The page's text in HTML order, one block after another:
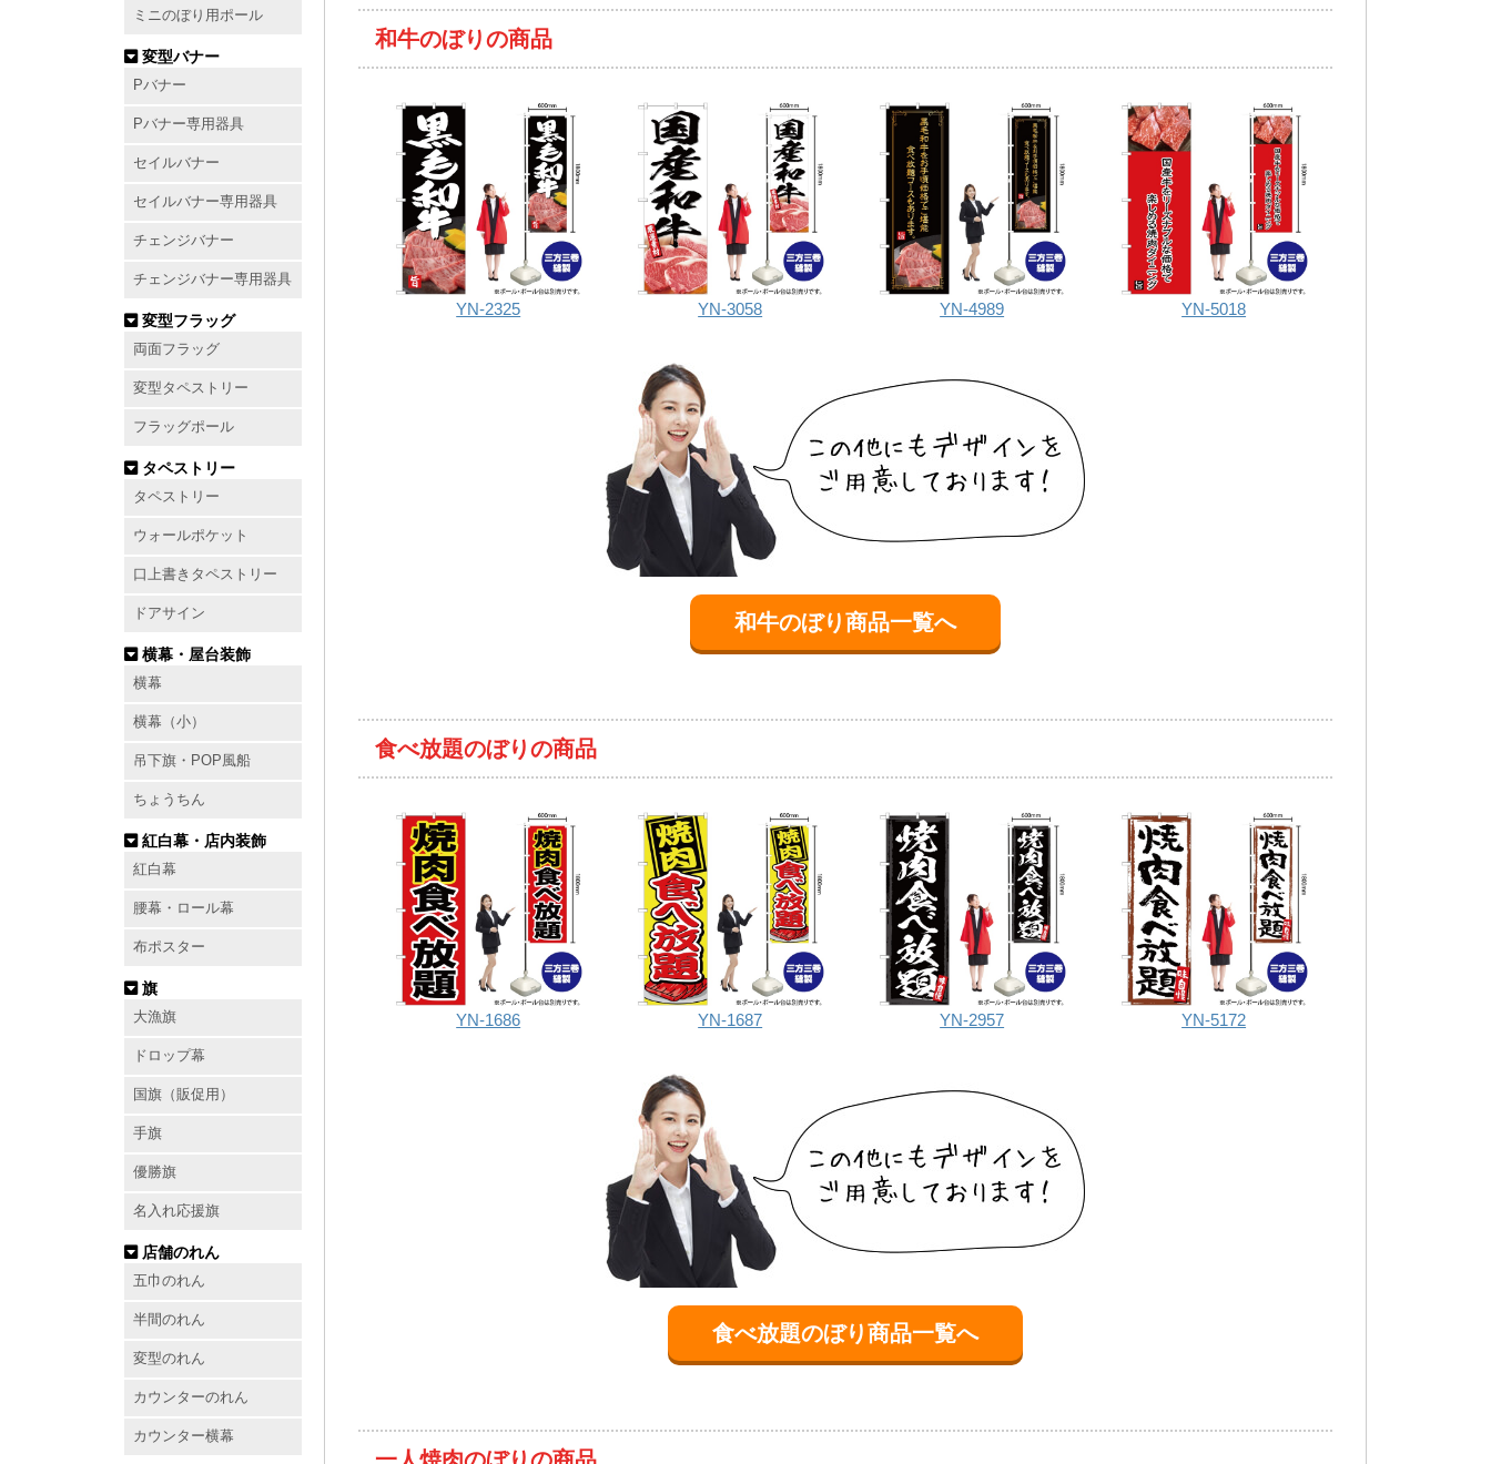
ミニのぼり用ポール
変型バナー
Pバナー
Pバナー専用器具
セイルバナー
セイルバナー専用器具
チェンジバナー
チェンジバナー専用器具
変型フラッグ
両面フラッグ
変型タペストリー
フラッグポール
タペストリー
タペストリー
ウォールポケット
口上書きタペストリー
ドアサイン
横幕・屋台装飾
横幕
横幕（小）
吊下旗・POP風船
ちょうちん
紅白幕・店内装飾
紅白幕
腰幕・ロール幕
布ポスター
旗
大漁旗
ドロップ幕
国旗（販促用）
手旗
優勝旗
名入れ応援旗
店舗のれん
五巾のれん
半間のれん
変型のれん
カウンターのれん
カウンター横幕
和牛のぼりの商品
YN-2325 YN-3058 YN-4989 YN-5018
和牛のぼり商品一覧へ
食べ放題のぼりの商品
YN-1686 YN-1687 YN-2957 YN-5172
食べ放題のぼり商品一覧へ
一人焼肉のぼりの商品